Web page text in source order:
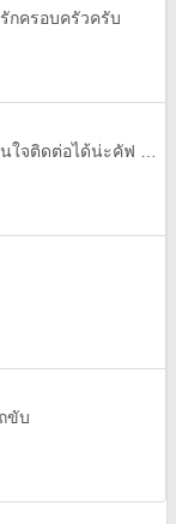
กครอบครัวครับ
ขับ